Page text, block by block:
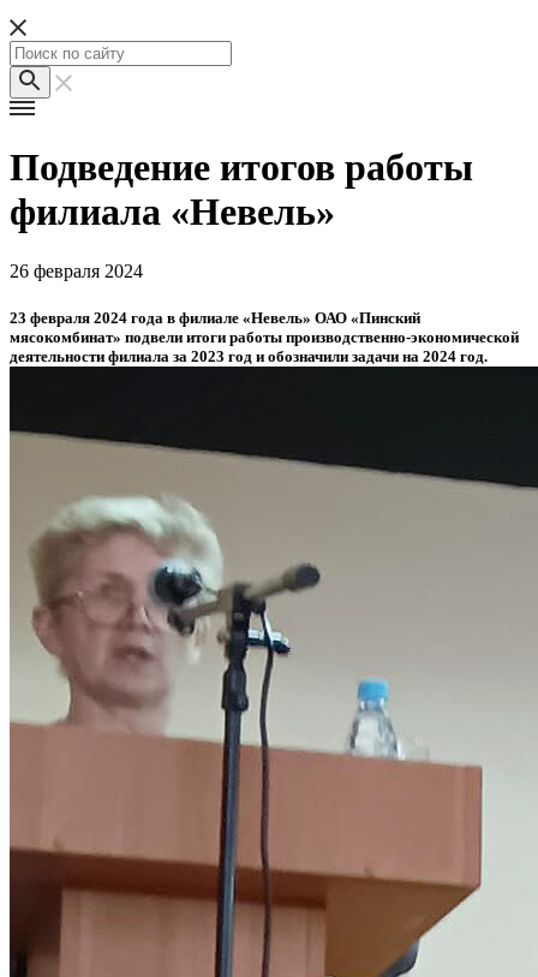
Подведение итогов работы
филиала «Невель»
26 февраля 2024
23 февраля 2024 года в филиале «Невель» ОАО «Пинский
мясокомбинат» подвели итоги работы производственно-экономической
деятельности филиала за 2023 год и обозначили задачи на 2024 год.